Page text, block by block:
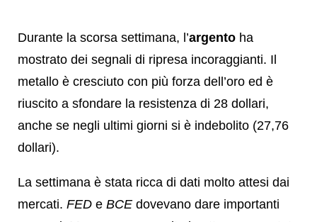
Durante la scorsa settimana, l’argento ha
mostrato dei segnali di ripresa incoraggianti. Il
metallo è cresciuto con più forza dell’oro ed è
riuscito a sfondare la resistenza di 28 dollari,
anche se negli ultimi giorni si è indebolito (27,76
dollari).
La settimana è stata ricca di dati molto attesi dai
mercati. FED e BCE dovevano dare importanti